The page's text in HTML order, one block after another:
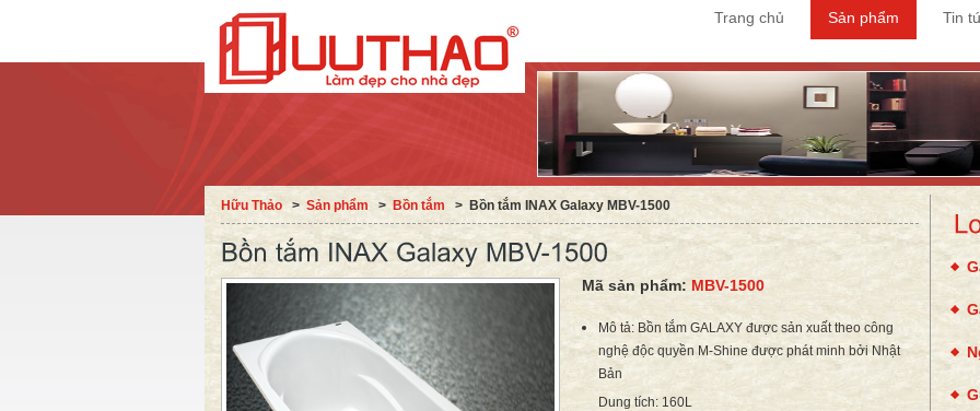
Trang chủ Sản phẩm Tin
Hữu Thảo ˃ Sản phẩm ˃ Bồn tắm ˃ Bồn tắm INAX Galaxy MBV-1500
Mã sản phẩm: MBV-1500
Mô tả: Bồn tắm GALAXY được sản xuất theo công
nghệ độc quyền M-Shine được phát minh bởi Nhật
Bản
Dung tích: 160L